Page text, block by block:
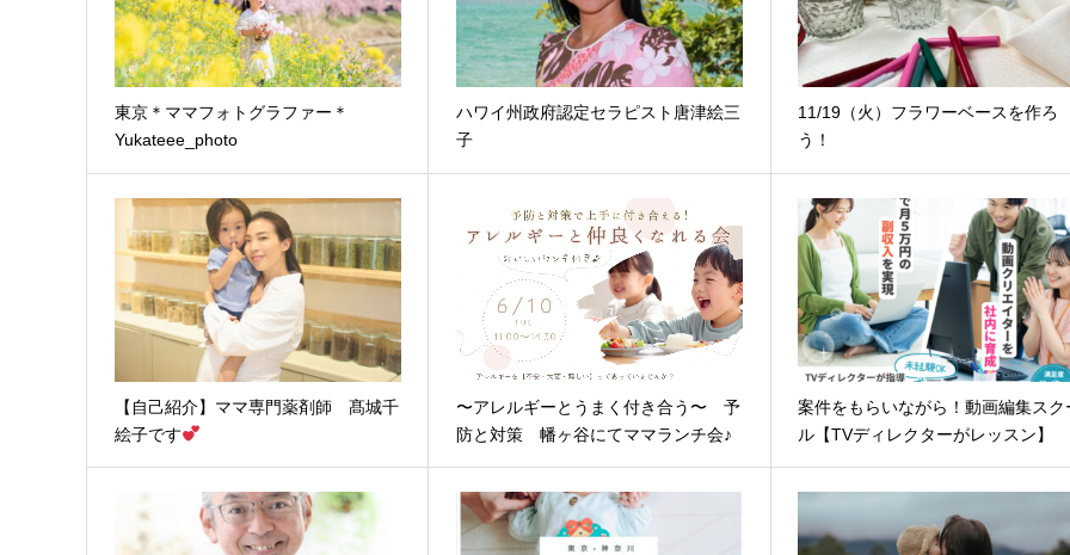
東京＊ママフォトグラファー＊
Yukateee_photo
ハワイ州政府認定セラピスト唐津絵三
子
11/19（火）フラワーベースを作ろ
う！
【自己紹介】ママ専門薬剤師 髙城千
絵子です
〜アレルギーとうまく付き合う〜 予
防と対策 幡ヶ谷にてママランチ会♪
案件をもらいながら！動画編集スク
ル【TVディレクターがレッスン】